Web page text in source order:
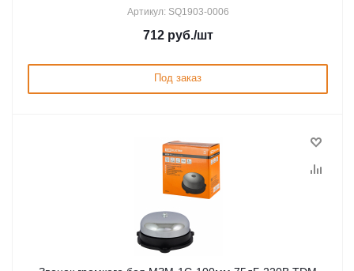
Артикул: SQ1903-0006
712руб./шт
Под заказ